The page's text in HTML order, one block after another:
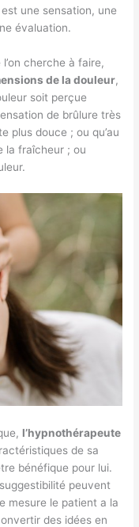
une sensation, une
évaluation.
cherche à faire,
de la douleur,
soit perçue
de brûlure très
plus douce ; ou qu’au
la fraîcheur ; ou
l’hypnothérapeute
de sa
bénéfique pour lui.
peuvent
mesure le patient a la
des idées en